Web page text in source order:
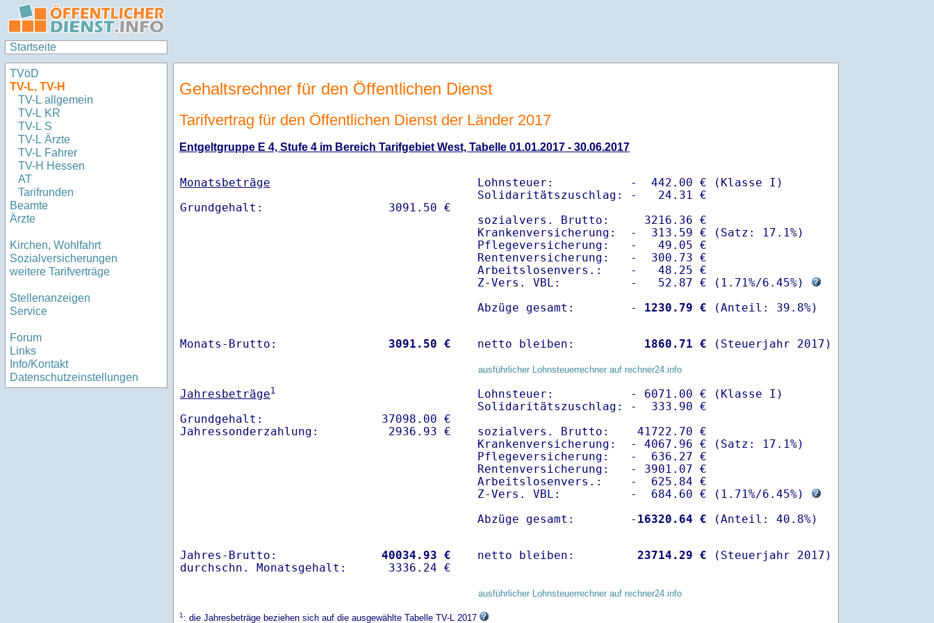
Startseite
TVöD
TV-L, TV-H
TV-L allgemein
TV-L KR
TV-L S
TV-L Ärzte
TV-L Fahrer
TV-H Hessen
AT
Tarifrunden
Beamte
Ärzte
Kirchen, Wohlfahrt
Sozialversicherungen
weitere Tarifverträge
Stellenanzeigen
Service
Forum
Links
Info/Kontakt
Datenschutzeinstellungen
Gehaltsrechner für den Öffentlichen Dienst
Tarifvertrag für den Öffentlichen Dienst der Länder 2017
Entgeltgruppe E 4, Stufe 4 im Bereich Tarifgebiet West, Tabelle 01.01.2017 - 30.06.2017
Monatsbeträge
Lohnsteuer:           -  442.00 € (Klasse I)
Solidaritätszuschlag: -   24.31 €
sozialvers. Brutto:     3216.36 €
Krankenversicherung:  -  313.59 € (Satz: 17.1%)
Pflegeversicherung:   -   49.05 €
Rentenversicherung:   -  300.73 €
Arbeitslosenvers.:    -   48.25 €
Z-Vers. VBL:          -   52.87 € ( 1.71%/6.45%)
Abzüge gesamt:        -
1230.79 €
Monats-Brutto: 3091.50 € netto bleiben: 1860.71 € (Steuerjahr 2017)
ausführlicher Lohnsteuerrechner auf rechner24.info
Jahresbeträge1
Grundgehalt:                 37098.00 €
Lohnsteuer:           - 6071.00 € (Klasse I)
Solidaritätszuschlag: -  333.90 €
sozialvers. Brutto:    41722.70 €
Krankenversicherung:  - 4067.96 € (Satz: 17.1%)
Pflegeversicherung:   -  636.27 €
Rentenversicherung:   - 3901.07 €
Arbeitslosenvers.:    -  625.84 €
Z-Vers. VBL:          -  684.60 € ( 1.71%/6.45%)
Abzüge gesamt:        - 16320.64 €
Jahres-Brutto: 40034.93 €
netto bleiben: 23714.29 € (Steuerjahr 2017)
ausführlicher Lohnsteuerrechner auf rechner24.info
1: die Jahresbeträge beziehen sich auf die ausgewählte Tabelle TV-L 2017